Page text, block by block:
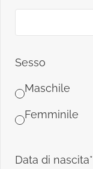
Sesso
Maschile
Femminile
Data di nascita*